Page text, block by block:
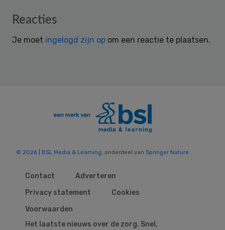
Reader
Reacties
Je moet ingelogd zijn op om een reactie te plaatsen.
© 2026 | BSL Media & Learning, onderdeel van Springer Nature
Contact
Adverteren
Privacy statement
Cookies
Voorwaarden
Het laatste nieuws over de zorg. Snel,